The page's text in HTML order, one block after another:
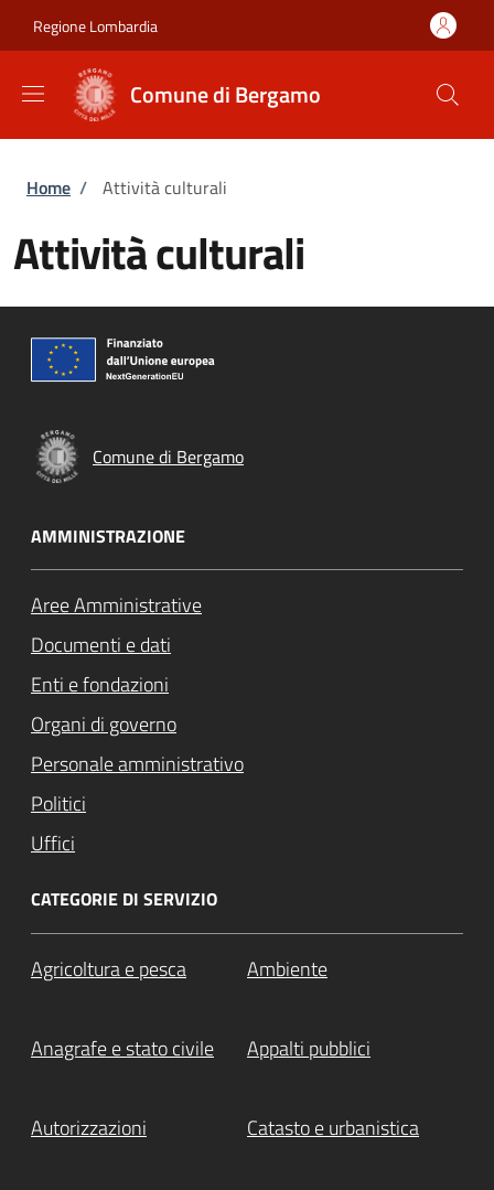
Regione Lombardia
Comune di Bergamo
Briciole di pane
Home / Attività culturali
Attività culturali
Comune di Bergamo
AMMINISTRAZIONE
Aree Amministrative
Documenti e dati
Enti e fondazioni
Organi di governo
Personale amministrativo
Politici
Uffici
CATEGORIE DI SERVIZIO
Agricoltura e pesca Ambiente
Anagrafe e stato civile Appalti pubblici
Autorizzazioni Catasto e urbanistica